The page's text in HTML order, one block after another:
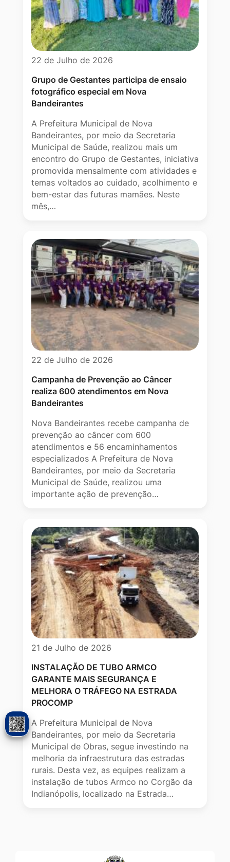
22 de Julho de 2026
Grupo de Gestantes participa de ensaio
fotográfico especial em Nova
Bandeirantes
A Prefeitura Municipal de Nova
Bandeirantes, por meio da Secretaria
Municipal de Saúde, realizou mais um
encontro do Grupo de Gestantes, iniciativa
promovida mensalmente com atividades e
temas voltados ao cuidado, acolhimento e
bem-estar das futuras mamães. Neste
mês,…
22 de Julho de 2026
Campanha de Prevenção ao Câncer
realiza 600 atendimentos em Nova
Bandeirantes
Nova Bandeirantes recebe campanha de
prevenção ao câncer com 600
atendimentos e 56 encaminhamentos
especializados A Prefeitura de Nova
Bandeirantes, por meio da Secretaria
Municipal de Saúde, realizou uma
importante ação de prevenção…
21 de Julho de 2026
INSTALAÇÃO DE TUBO ARMCO
GARANTE MAIS SEGURANÇA E
MELHORA O TRÁFEGO NA ESTRADA
PROCOMP
A Prefeitura Municipal de Nova
Bandeirantes, por meio da Secretaria
Municipal de Obras, segue investindo na
melhoria da infraestrutura das estradas
rurais. Desta vez, as equipes realizam a
instalação de tubos Armco no Corgão da
Indianópolis, localizado na Estrada…